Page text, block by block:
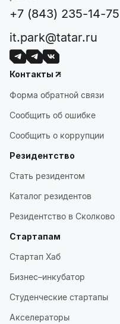
+7 (843) 235-14-75
it.park@tatar.ru
Контакты
Форма обратной связи
Сообщить об ошибке
Сообщить о коррупции
Резидентство
Стать резидентом
Каталог резидентов
Резидентство в Сколково
Стартапам
Стартап Хаб
Бизнес–инкубатор
Студенческие стартапы
Акселераторы